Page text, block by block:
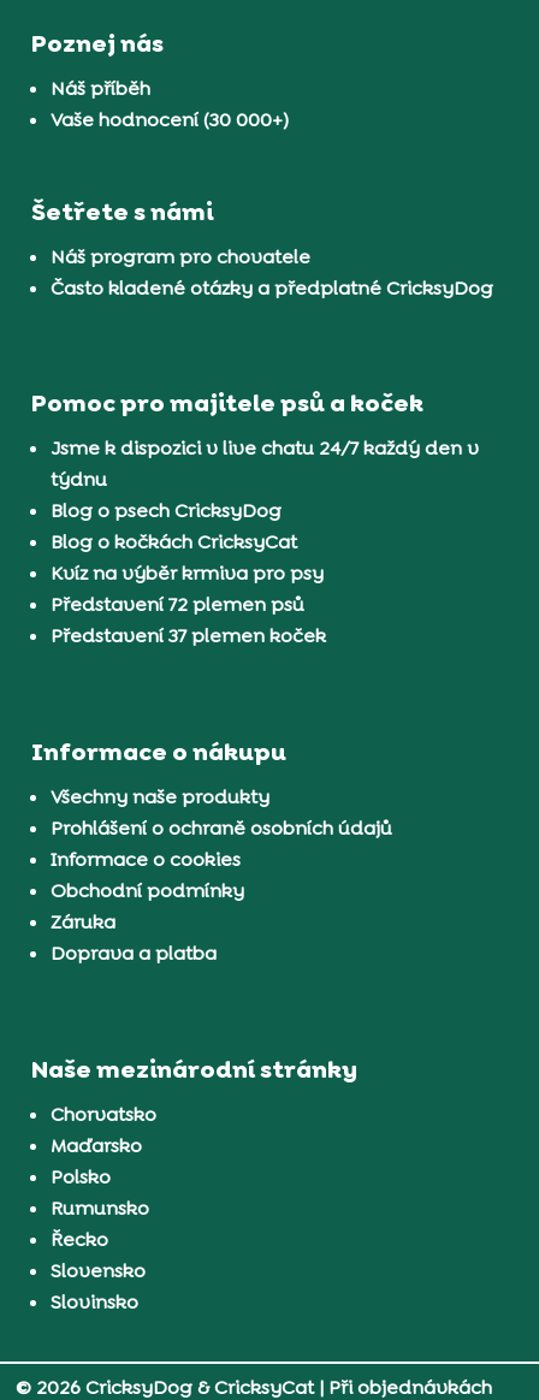
Poznej nás
Náš příběh
Vaše hodnocení (30 000+)
Šetřete s námi
Náš program pro chovatele
Často kladené otázky a předplatné CricksyDog
Pomoc pro majitele psů a koček
Jsme k dispozici v live chatu 24/7 každý den v
týdnu
Blog o psech CricksyDog
Blog o kočkách CricksyCat
Kvíz na výběr krmiva pro psy
Představení 72 plemen psů
Představení 37 plemen koček
Informace o nákupu
Všechny naše produkty
Prohlášení o ochraně osobních údajů
Informace o cookies
Obchodní podmínky
Záruka
Doprava a platba
Naše mezinárodní stránky
Chorvatsko
Maďarsko
Polsko
Rumunsko
Řecko
Slovensko
Slovinsko
© 2026 CricksyDog & CricksyCat| Při objednávkách